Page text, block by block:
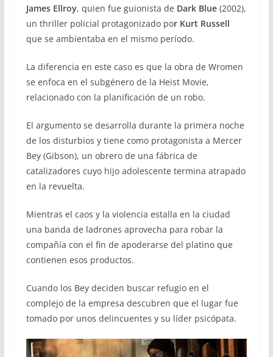
James Ellroy, quien fue guionista de Dark Blue(2002),
un thriller policial protagonizado por Kurt Russell
que se ambientaba en el mismo período.
La diferencia en este caso es que la obra de Wromen
se enfoca en el subgénero de la Heist Movie,
relacionado con la planificación de un robo.
El argumento se desarrolla durante la primera noche
de los disturbios y tiene como protagonista a Mercer
Bey (Gibson), un obrero de una fábrica de
catalizadores cuyo hijo adolescente termina atrapado
en la revuelta.
Mientras el caos y la violencia estalla en la ciudad
una banda de ladrones aprovecha para robar la
compañía con el fin de apoderarse del platino que
contienen esos productos.
Cuando los Bey deciden buscar refugio en el
complejo de la empresa descubren que el lugar fue
tomado por unos delincuentes y su líder psicópata.